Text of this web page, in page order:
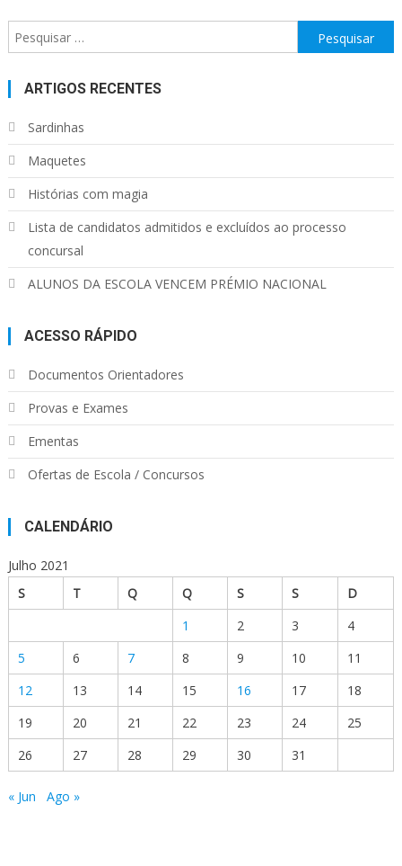
Pesquisar
por:
ARTIGOS RECENTES
Sardinhas
Maquetes
Histórias com magia
Lista de candidatos admitidos e excluídos ao processo
concursal
ALUNOS DA ESCOLA VENCEM PRÉMIO NACIONAL
ACESSO RÁPIDO
Documentos Orientadores
Provas e Exames
Ementas
Ofertas de Escola / Concursos
CALENDÁRIO
Julho 2021
S
T Q Q S S
D
1
2 3
4
5
6 7 8 9 10
11
12
13 14 15 16 17
18
19
20 21 22 23 24
25
26
27 28 29 30 31
« Jun Ago »